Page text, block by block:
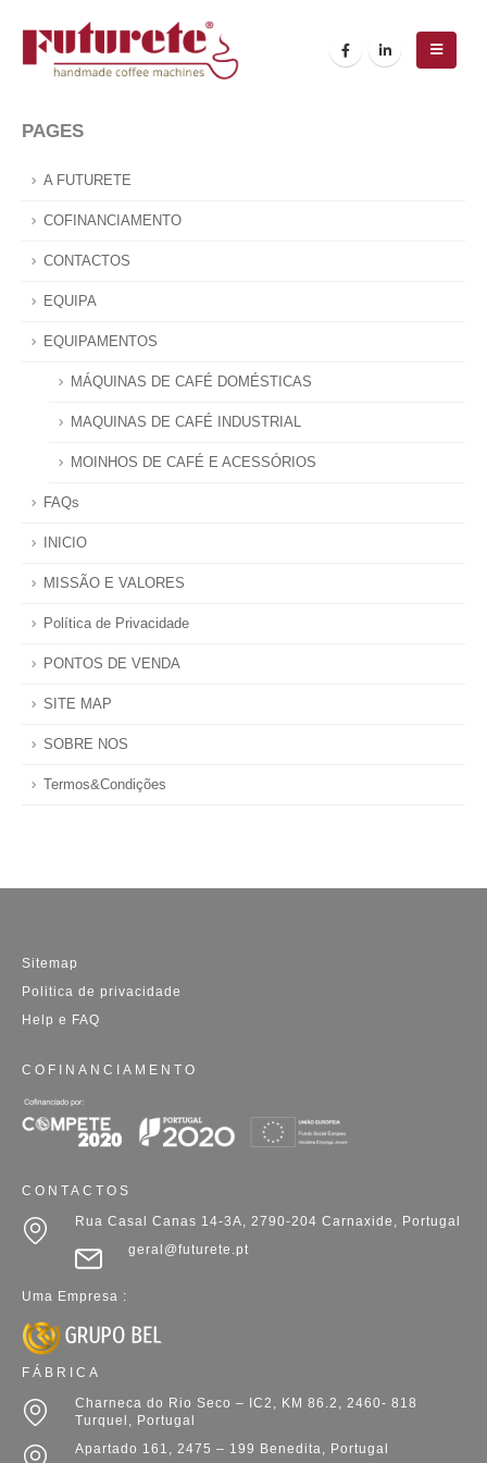
PAGES
A FUTURETE
COFINANCIAMENTO
CONTACTOS
EQUIPA
EQUIPAMENTOS
MÁQUINAS DE CAFÉ DOMÉSTICAS
MAQUINAS DE CAFÉ INDUSTRIAL
MOINHOS DE CAFÉ E ACESSÓRIOS
FAQs
INICIO
MISSÃO E VALORES
Política de Privacidade
PONTOS DE VENDA
SITE MAP
SOBRE NOS
Termos&Condições
Sitemap
Politica de privacidade
Help e FAQ
COFINANCIAMENTO
CONTACTOS
Rua Casal Canas 14-3A, 2790-204 Carnaxide, Portugal
geral@futurete.pt
Uma Empresa :
FÁBRICA
Charneca do Rio Seco – IC2, KM 86.2, 2460- 818
Turquel, Portugal
Apartado 161, 2475 – 199 Benedita, Portugal